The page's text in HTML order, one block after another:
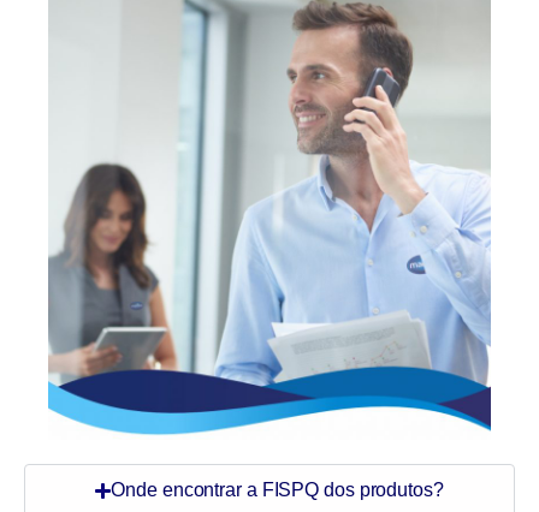
Onde encontrar a FISPQ dos produtos?